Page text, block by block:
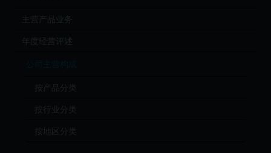
主营产品业务
年度经营评述
公司主营构成
按产品分类
按行业分类
按地区分类